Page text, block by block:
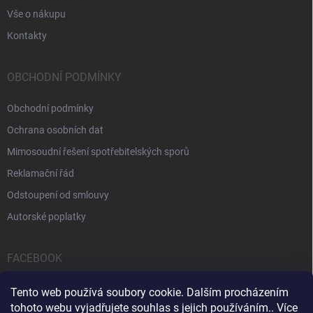
Tento web používá soubory cookie. Dalším procházením
tohoto webu vyjadřujete souhlas s jejich používáním.. Více
Vše o nákupu
Kontakty
OBCHODNÍ PODMÍNKY
Obchodní podmínky
Ochrana osobních dat
Mimosoudní řešení spotřebitelských sporů
Reklamační řád
Odstoupení od smlouvy
Autorské poplatky
FACEBOOK